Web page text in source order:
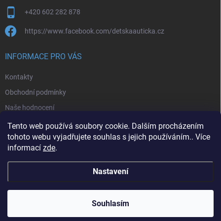
Tento web používá soubory cookie. Dalším procházením
tohoto webu vyjadřujete souhlas s jejich používáním.. Více
informací zde.
Nastavení
Souhlasím
+420 602 282 878
https://www.facebook.com/detskaauticka.cz
INFORMACE PRO VÁS
Kontakty
Obchodní podmínky
Naše hodnocení
Podmínky ochrany osobních údajů
Moje objednávka
detskaauticka.cz . Všechna práva vyhrazena.